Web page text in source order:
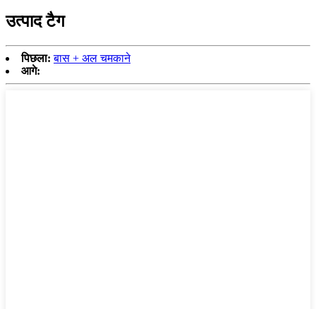
उत्पाद टैग
पिछला: बास + अल चमकाने
आगे: